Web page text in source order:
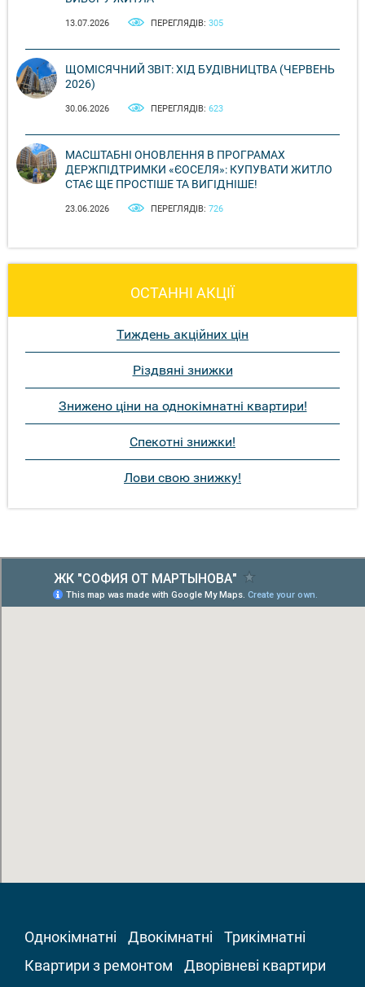
13.07.2026 ПЕРЕГЛЯДІВ: 305
ЩОМІСЯЧНИЙ ЗВІТ: ХІД БУДІВНИЦТВА (ЧЕРВЕНЬ
2026)
30.06.2026 ПЕРЕГЛЯДІВ: 623
МАСШТАБНІ ОНОВЛЕННЯ В ПРОГРАМАХ
ДЕРЖПІДТРИМКИ «ЄОСЕЛЯ»: КУПУВАТИ ЖИТЛО
СТАЄ ЩЕ ПРОСТІШЕ ТА ВИГІДНІШЕ!
23.06.2026 ПЕРЕГЛЯДІВ: 726
ОСТАННІ АКЦІЇ
Тиждень акційних цін
Різдвяні знижки
Знижено ціни на однокімнатні квартири!
Спекотні знижки!
Лови свою знижку!
Однокімнатні Двокімнатні
Трикімнатні
Квартири з ремонтом
Дворівневі квартири